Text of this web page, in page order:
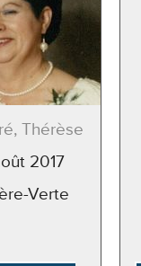
Thérèse
2017
Verte